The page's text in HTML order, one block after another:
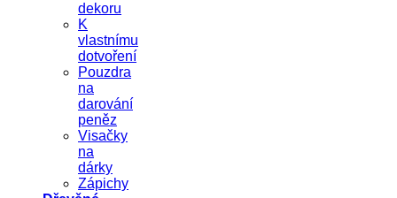
dekoru
K
vlastnímu
dotvoření
Pouzdra
na
darování
peněz
Visačky
na
dárky
Zápichy